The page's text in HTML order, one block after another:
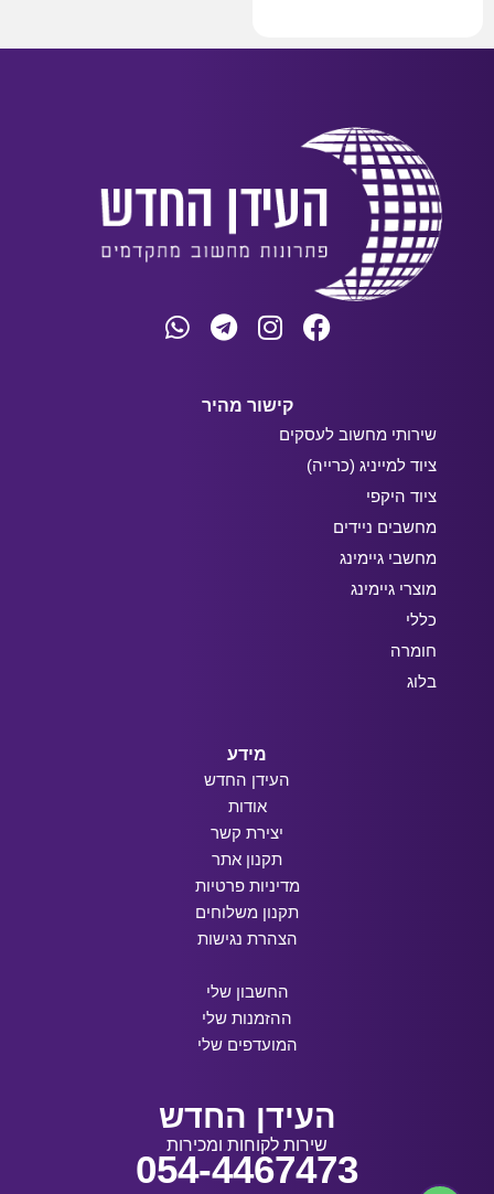
קישור מהיר
שירותי מחשוב לעסקים
ציוד למייניג (כרייה)
ציוד היקפי
מחשבים ניידים
מחשבי גיימינג
מוצרי גיימינג
כללי
חומרה
בלוג
מידע
העידן החדש
אודות
יצירת קשר
תקנון אתר
מדיניות פרטיות
תקנון משלוחים
הצהרת נגישות
החשבון שלי
ההזמנות שלי
המועדפים שלי
העידן החדש
שירות לקוחות ומכירות
054-4467473